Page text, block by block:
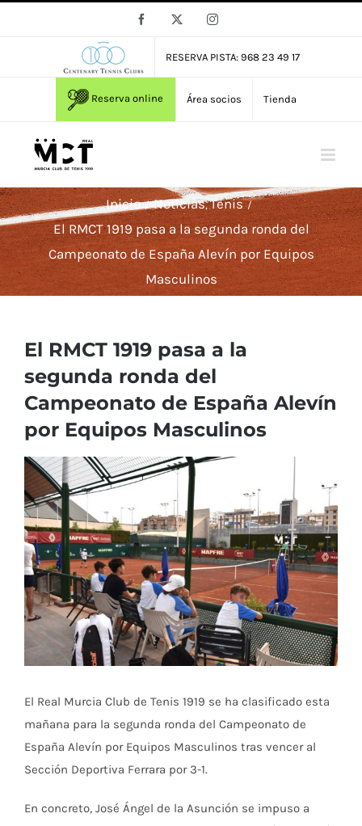
Facebook Instagram
RESERVA PISTA: 968 23 49 17
Reserva online Área socios Tienda
Inicio Noticias Tenis
El RMCT 1919 pasa a la segunda ronda del
Campeonato de España Alevín por Equipos
Masculinos
El RMCT 1919 pasa a la
segunda ronda del
Campeonato de España Alevín
por Equipos Masculinos
Ver
imagen
más
grande
El Real Murcia Club de Tenis 1919 se ha clasificado esta
mañana para la segunda ronda del Campeonato de
España Alevín por Equipos Masculinos tras vencer al
Sección Deportiva Ferrara por 3-1.
En concreto, José Ángel de la Asunción se impuso a